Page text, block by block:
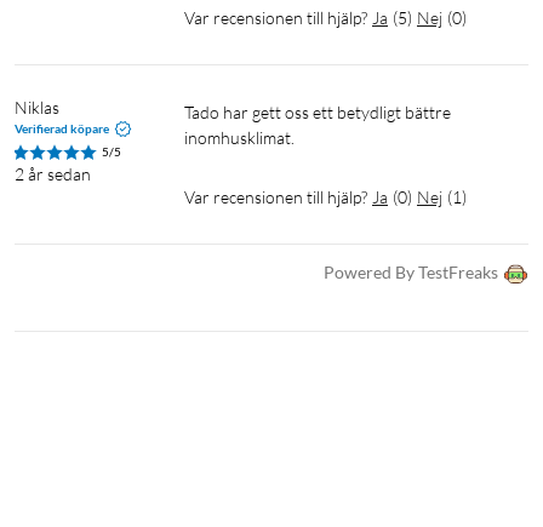
Var recensionen till hjälp? Ja (5) Nej (0)
Niklas
Verifierad köpare
5/5
2 år sedan
Tado har gett oss ett betydligt bättre
inomhusklimat.
Var recensionen till hjälp? Ja (0) Nej (1)
Powered By TestFreaks